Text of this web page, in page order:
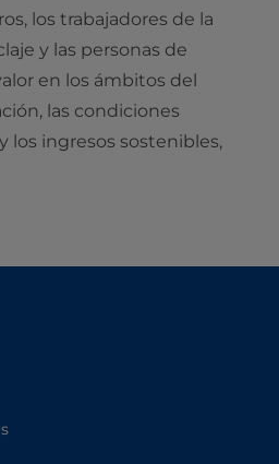
los trabajadores de la
y las personas de
en los ámbitos del
las condiciones
los ingresos sostenibles,